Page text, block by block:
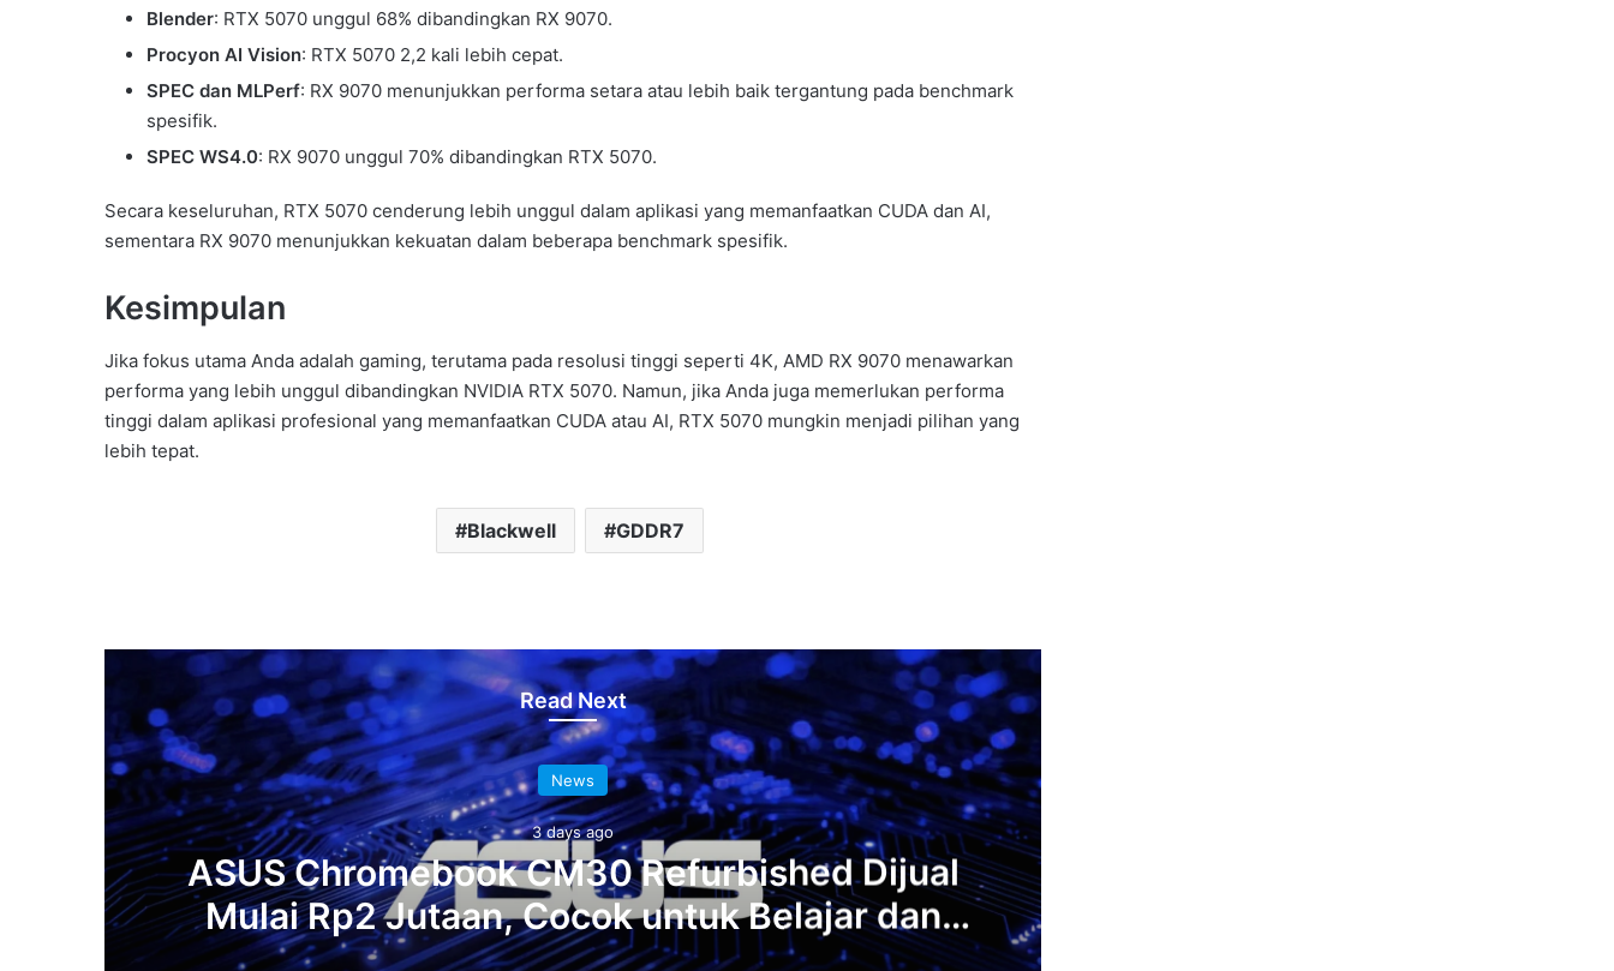
Blender: RTX 5070 unggul 68% dibandingkan RX 9070.
Procyon AI Vision: RTX 5070 2,2 kali lebih cepat.
SPEC dan MLPerf: RX 9070 menunjukkan performa setara atau lebih baik tergantung pada benchmark
spesifik.
SPEC WS4.0: RX 9070 unggul 70% dibandingkan RTX 5070.
Secara keseluruhan, RTX 5070 cenderung lebih unggul dalam aplikasi yang memanfaatkan CUDA dan AI,
sementara RX 9070 menunjukkan kekuatan dalam beberapa benchmark spesifik.
Kesimpulan
Jika fokus utama Anda adalah gaming, terutama pada resolusi tinggi seperti 4K, AMD RX 9070 menawarkan
performa yang lebih unggul dibandingkan NVIDIA RTX 5070. Namun, jika Anda juga memerlukan performa
tinggi dalam aplikasi profesional yang memanfaatkan CUDA atau AI, RTX 5070 mungkin menjadi pilihan yang
lebih tepat.
Blackwell GDDR7
Read Next
News
3 days ago
ASUS Chromebook CM30 Refurbished Dijual
Mulai Rp2 Jutaan, Cocok untuk Belajar dan
Kerja Ringan